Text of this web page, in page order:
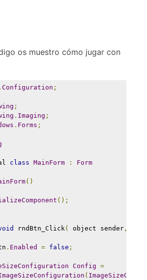
os muestro cómo jugar con
. Configuration ;
;
. Imaging ;
. Forms ;
class MainForm :
Form
()
();
rndBtn_Click( object sender ,
. Enabled = false ;
Config =
(